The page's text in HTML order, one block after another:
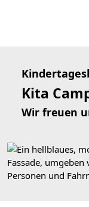
Kita
Wir freuen